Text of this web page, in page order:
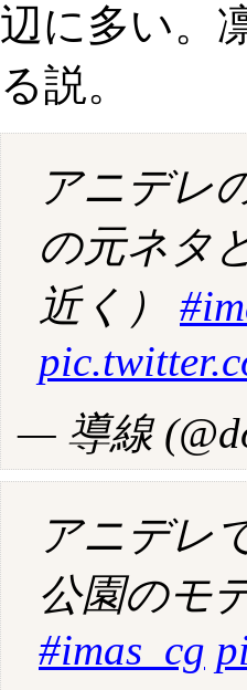
辺に多い。
る説。
アニデレ
の元ネタ
近く）
— 導線
アニデレ
公園のモ
#imas_cg